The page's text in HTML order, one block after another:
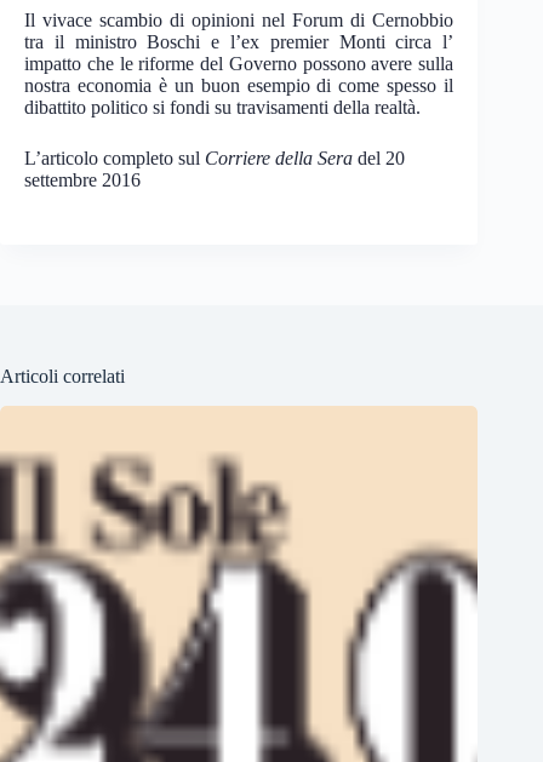
Il vivace scambio di opinioni nel Forum di Cernobbio
tra il ministro Boschi e l’ex premier Monti circa l’
impatto che le riforme del Governo possono avere sulla
nostra economia è un buon esempio di come spesso il
dibattito politico si fondi su travisamenti della realtà.
L’articolo completo sul Corriere della Sera del 20
settembre 2016
Articoli correlati